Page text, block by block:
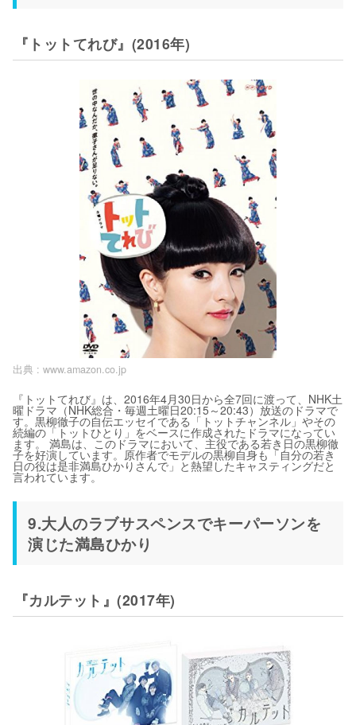
『トットてれび』(2016年)
出典 : www.amazon.co.jp
『トットてれび』は、2016年4月30日から全7回に渡って、NHK土
曜ドラマ（NHK総合・毎週土曜日20:15～20:43）放送のドラマで
す。黒柳徹子の自伝エッセイである「トットチャンネル」やその
続編の「トットひとり」をベースに作成されたドラマになってい
ます。 満島は、このドラマにおいて、主役である若き日の黒柳徹
子を好演しています。原作者でモデルの黒柳自身も「自分の若き
日の役は是非満島ひかりさんで」と熱望したキャスティングだと
言われています。
9.大人のラブサスペンスでキーパーソンを
演じた満島ひかり
『カルテット』(2017年)